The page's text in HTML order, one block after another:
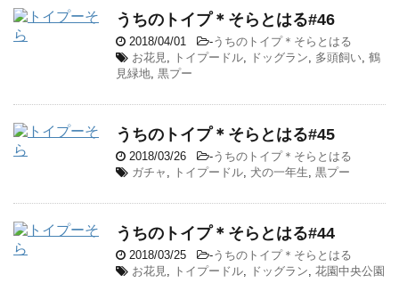
うちのトイプ＊そらとはる#46
2018/04/01 -うちのトイプ＊そらとはる
お花見
トイプードル ドッグラン 多頭飼い 鶴
見緑地 黒プー
うちのトイプ＊そらとはる#45
2018/03/26 -うちのトイプ＊そらとはる
ガチャ
トイプードル 犬の一年生 黒プー
うちのトイプ＊そらとはる#44
2018/03/25 -うちのトイプ＊そらとはる
お花見
トイプードル ドッグラン 花園中央公園